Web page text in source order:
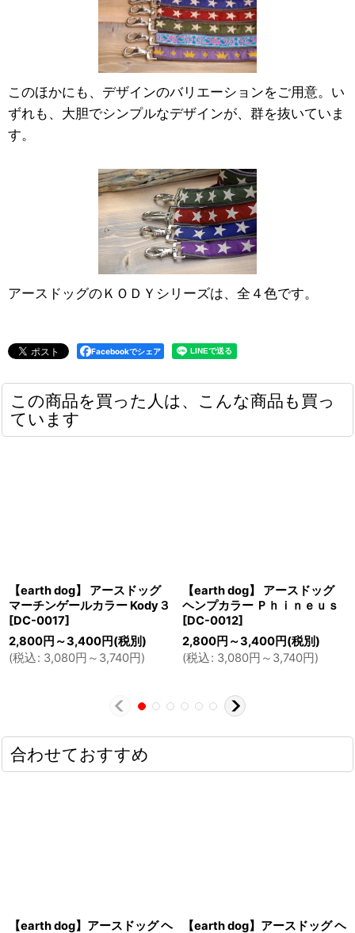
このほかにも、デザインのバリエーションをご用意。い
ずれも、大胆でシンプルなデザインが、群を抜いていま
す。
アースドッグのＫＯＤＹシリーズは、全４色です。
Facebookでシェア
この商品を買った人は、こんな商品も買っ
ています
【earth dog】 アースドッグ
マーチンゲールカラー Kody３
[DC-0017]
2,800円 ～3,400円(税別)
(税込: 3,080円 ～3,740円)
【earth dog】 アースドッグ
ヘンプカラー Ｐｈｉｎｅｕｓ
[DC-0012]
2,800円 ～3,400円(税別)
(税込: 3,080円 ～3,740円)
合わせておすすめ
【earth dog】アースドッグ ヘ 【earth dog】アースドッグ ヘ